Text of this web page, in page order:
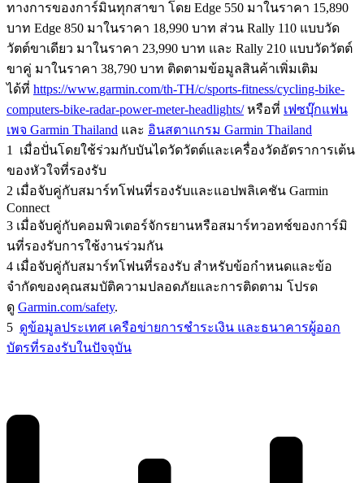
ทางการของการ์มินทุกสาขา โดย Edge 550 มาในราคา 15,890
บาท Edge 850 มาในราคา 18,990 บาท ส่วน Rally 110 แบบวัด
วัตต์ขาเดียว มาในราคา 23,990 บาท และ Rally 210 แบบวัดวัตต์
ขาคู่ มาในราคา 38,790 บาท ติดตามข้อมูลสินค้าเพิ่มเติม
ได้ที่ https://www.garmin.com/th-TH/c/sports-fitness/cycling-bike-
computers-bike-radar-power-meter-headlights/หรือที่ เฟซบุ๊กแฟน
เพจ Garmin Thailand และ อินสตาแกรม Garmin Thailand
1 เมื่อปั่นโดยใช้ร่วมกับบันไดวัดวัตต์และเครื่องวัดอัตราการเต้น
ของหัวใจที่รองรับ
2 เมื่อจับคู่กับสมาร์ทโฟนที่รองรับและแอปพลิเคชัน Garmin
Connect
3 เมื่อจับคู่กับคอมพิวเตอร์จักรยานหรือสมาร์ทวอทช์ของการ์มิ
นที่รองรับการใช้งานร่วมกัน
4 เมื่อจับคู่กับสมาร์ทโฟนที่รองรับ สำหรับข้อกำหนดและข้อ
จำกัดของคุณสมบัติความปลอดภัยและการติดตาม โปรด
ดู Garmin.com/safety.
5 ดูข้อมูลประเทศ เครือข่ายการชำระเงิน และธนาคารผู้ออก
บัตรที่รองรับในปัจจุบัน